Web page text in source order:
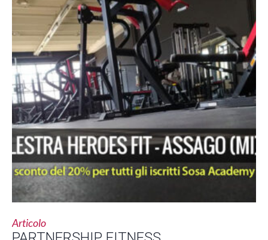
Articolo